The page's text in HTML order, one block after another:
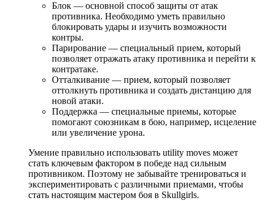
Блок — основной способ защиты от атак
противника. Необходимо уметь правильно
блокировать удары и изучить возможности
контры.
Парирование — специальный прием, который
позволяет отражать атаку противника и перейти к
контратаке.
Отталкивание — прием, который позволяет
оттолкнуть противника и создать дистанцию для
новой атаки.
Поддержка — специальные приемы, которые
помогают союзникам в бою, например, исцеление
или увеличение урона.
Умение правильно использовать utility moves может
стать ключевым фактором в победе над сильным
противником. Поэтому не забывайте тренироваться и
экспериментировать с различными приемами, чтобы
стать настоящим мастером боя в Skullgirls.